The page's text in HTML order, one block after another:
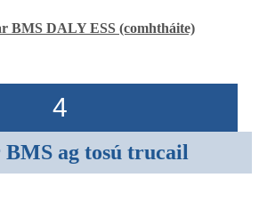
BMS DALY ESS (comhtháite)
4
ag tosú trucail